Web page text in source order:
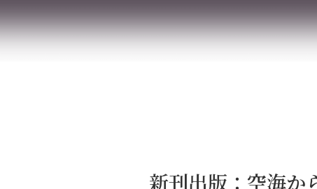
新刊出版：空海か